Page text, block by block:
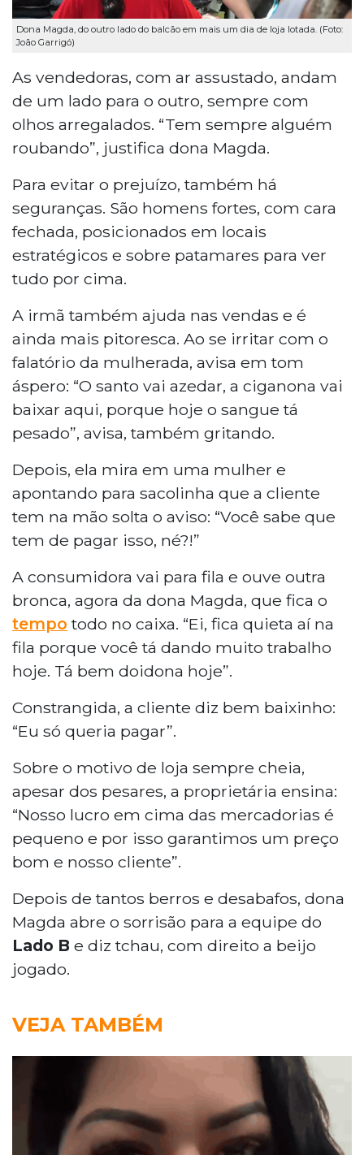
Dona Magda, do outro lado do balcão em mais um dia de loja lotada. (Foto:
João Garrigó)
As vendedoras, com ar assustado, andam
de um lado para o outro, sempre com
olhos arregalados. “Tem sempre alguém
roubando”, justifica dona Magda.
Para evitar o prejuízo, também há
seguranças. São homens fortes, com cara
fechada, posicionados em locais
estratégicos e sobre patamares para ver
tudo por cima.
A irmã também ajuda nas vendas e é
ainda mais pitoresca. Ao se irritar com o
falatório da mulherada, avisa em tom
áspero: “O santo vai azedar, a ciganona vai
baixar aqui, porque hoje o sangue tá
pesado”, avisa, também gritando.
Depois, ela mira em uma mulher e
apontando para sacolinha que a cliente
tem na mão solta o aviso: “Você sabe que
tem de pagar isso, né?!”
A consumidora vai para fila e ouve outra
bronca, agora da dona Magda, que fica o
tempo todo no caixa. “Ei, fica quieta aí na
fila porque você tá dando muito trabalho
hoje. Tá bem doidona hoje”.
Constrangida, a cliente diz bem baixinho:
“Eu só queria pagar”.
Sobre o motivo de loja sempre cheia,
apesar dos pesares, a proprietária ensina:
“Nosso lucro em cima das mercadorias é
pequeno e por isso garantimos um preço
bom e nosso cliente”.
Depois de tantos berros e desabafos, dona
Magda abre o sorrisão para a equipe do
Lado B e diz tchau, com direito a beijo
jogado.
VEJA TAMBÉM